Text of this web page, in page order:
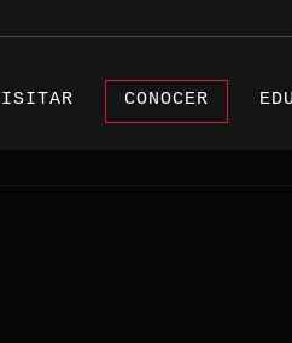
CONOCER